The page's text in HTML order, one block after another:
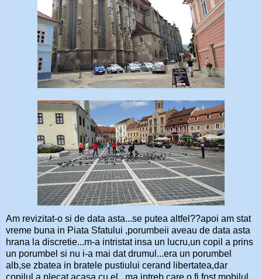
Am revizitat-o si de data asta...se putea altfel??apoi am stat
vreme buna in Piata Sfatului ,porumbeii aveau de data asta
hrana la discretie...m-a intristat insa un lucru,un copil a prins
un porumbel si nu i-a mai dat drumul...era un porumbel
alb,se zbatea in bratele pustiului cerand libertatea,dar